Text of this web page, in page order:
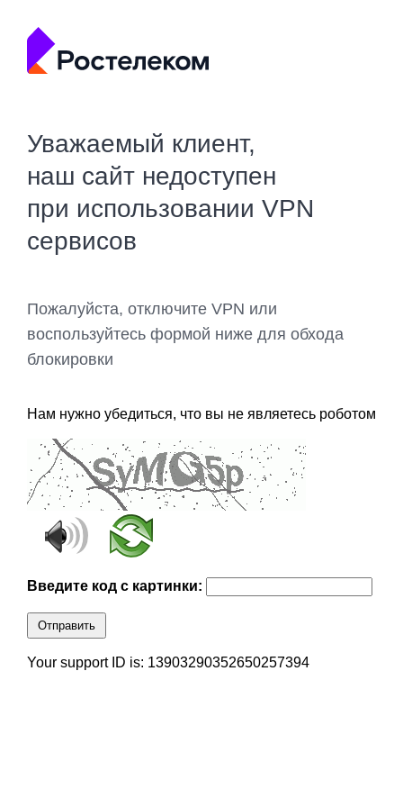
Уважаемый клиент,
наш сайт недоступен
при использовании VPN
сервисов
Пожалуйста, отключите VPN или
воспользуйтесь формой ниже для обхода
блокировки
Нам нужно убедиться, что вы не являетесь роботом
Введите код с картинки:
Отправить
Your support ID is: 13903290352650257394